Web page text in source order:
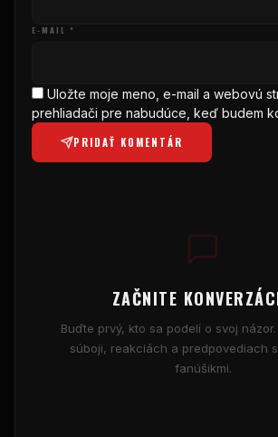
E-MAIL *
Uložte moje meno, e-mail a webovú
prehliadači pre nabudúce, keď budem
PRIDAŤ KOMENTÁR
ZAČNITE
Buďte prvý, kto sa podelí o svoj
súboji, reakciách a predpovediach
fanúšikmi.